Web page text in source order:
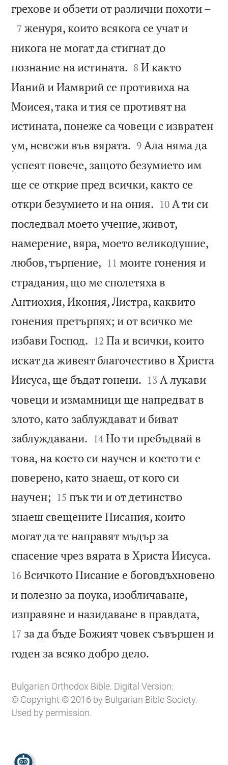
грехове и обзети от различни похоти –

7 женуря, които всякога се учат и
никога не могат да стигнат до
познание на истината. 

8 И както
Ианий и Иамврий се противиха на
Моисея, така и тия се противят на
истината, понеже са човеци с извратен
ум, невежи във вярата. 

9 Ала няма да
успеят повече, защото безумието им
ще се открие пред всички, както се
откри безумието и на ония. 

10 А ти си
последвал моето учение, живот,
намерение, вяра, моето великодушие,
любов, търпение, 

11 моите гонения и
страдания, що ме сполетяха в
Антиохия, Икония, Листра, каквито
гонения претърпях; и от всичко ме
избави Господ. 

12 Па и всички, които
искат да живеят благочестиво в Христа
Иисуса, ще бъдат гонени. 

13 А лукави
човеци и измамници ще напредват в
злото, като заблуждават и биват
заблуждавани. 

14 Но ти пребъдвай в
това, на което си научен и което ти е
поверено, като знаеш, от кого си
научен; 

15 пък ти и от детинство
знаеш свещените Писания, които
могат да те направят мъдър за
спасение чрез вярата в Христа Иисуса.
16 Всичкото Писание е боговдъхновено
и полезно за поука, изобличаване,
изправяне и назидаване в правдата,
17 за да бъде Божият човек съвършен и
годен за всяко добро дело.
Bulgarian Orthodox Bible. Digital Version:
© Copyright © 2016 by Bulgarian Bible Society.
Used by permission.